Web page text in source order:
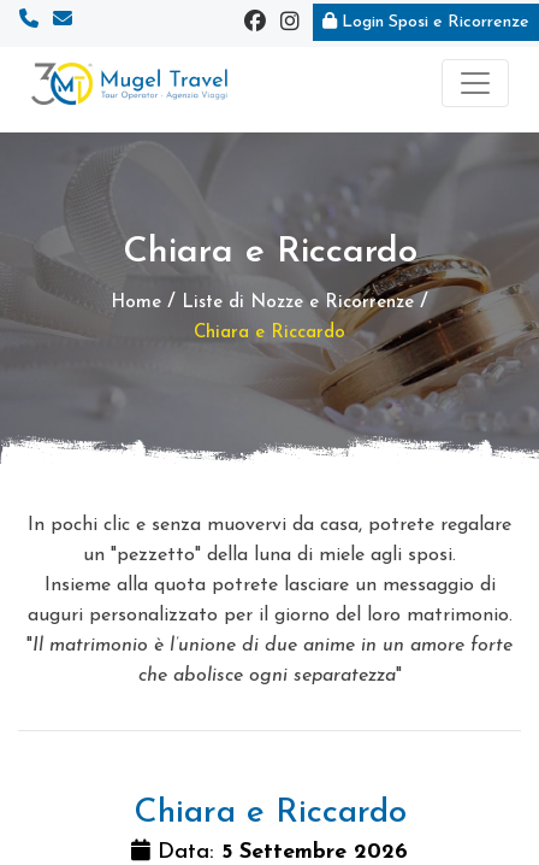
Vai
Vai
Login Sposi e Ricorrenze
Chiara e Riccardo
Home / Liste di Nozze e Ricorrenze /
Chiara e Riccardo
In pochi clic e senza muovervi da casa, potrete regalare
un "pezzetto" della luna di miele agli sposi.
Insieme alla quota potrete lasciare un messaggio di
auguri personalizzato per il giorno del loro matrimonio.
"Il matrimonio è l’unione di due anime in un amore forte
che abolisce ogni separatezza"
Chiara e Riccardo
Data: 5 Settembre 2026